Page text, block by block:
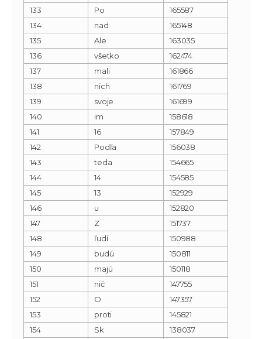
133
Po
165587
134
nad
165148
135
Ale
163035
136
všetko
162474
137
mali
161866
138
nich
161769
139
svoje
161699
140
im
158618
141
16
157849
142
Podľa
156038
143
teda
154665
144
14
154585
145
13
152929
146
u
152820
147
Z
151737
148
ľudí
150988
149
budú
150811
150
majú
150118
151
nič
147755
152
O
147357
153
proti
145821
154
Sk
138037